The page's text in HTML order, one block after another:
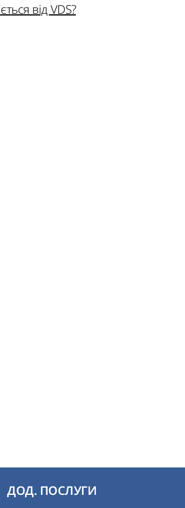
від VDS?
ДОД. ПОСЛУГИ